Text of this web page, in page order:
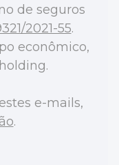
de seguros
2021-55.
econômico,
e-mails,
.